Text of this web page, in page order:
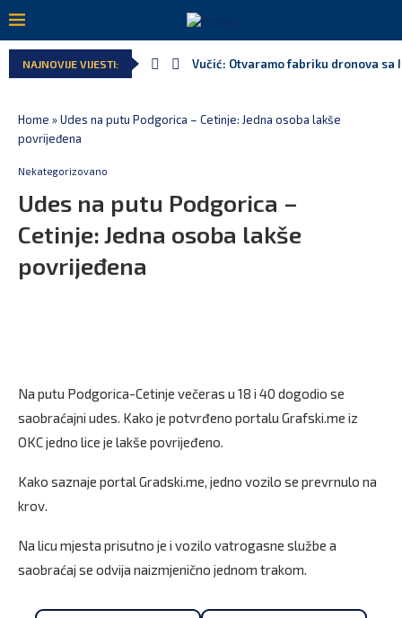
NAJNOVIJE VIJESTI: Vučić: Otvaramo fabriku dronova sa
Home »Udes na putu Podgorica – Cetinje: Jedna osoba lakše
povrijeđena
Nekategorizovano
Udes na putu Podgorica –
Cetinje: Jedna osoba lakše
povrijeđena
Na putu Podgorica-Cetinje večeras u 18 i 40 dogodio se
saobraćajni udes. Kako je potvrđeno portalu Grafski.me iz
OKC jedno lice je lakše povrijeđeno.
Kako saznaje portal Gradski.me, jedno vozilo se prevrnulo na
krov.
Na licu mjesta prisutno je i vozilo vatrogasne službe a
saobraćaj se odvija naizmjenično jednom trakom.